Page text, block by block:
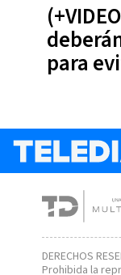
para
DERECHOS
Prohibida la